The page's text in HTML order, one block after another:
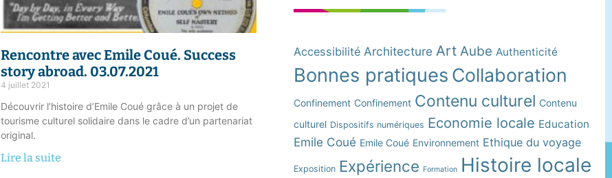
Rencontre avec Emile Coué. Success
story abroad. 03.07.2021
4 juillet 2021
Découvrir l’histoire d’Emile Coué grâce à un projet de
tourisme culturel solidaire dans le cadre d’un partenariat
original.
Lire la suite
Accessibilité Architecture Art Aube Authenticité
Bonnes pratiques Collaboration
Confinement Confinement Contenu culturel Contenu
culturel Dispositifs numériques Economie locale Education
Emile Coué Emile Coué Environnement Ethique du voyage
Exposition Expérience Formation Histoire locale